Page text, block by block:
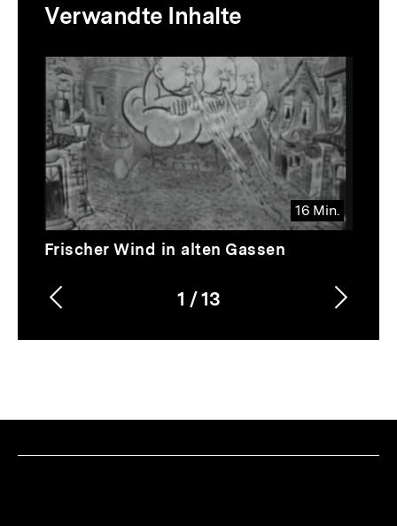
zur
Thematik
Verwandte Inhalte
Inhaltskarussell
überspringen
16 Min.
Video
Dauer
Min.
Frischer Wind in alten Gassen
Karussellinhalt
1
von
/13
Vorherigen
Inhalt
Inhalt